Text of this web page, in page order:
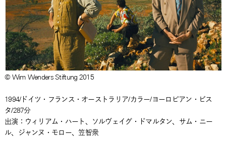
© Wim Wenders Stiftung 2015
1994/ドイツ・フランス・オーストラリア/カラー/ヨーロピアン・ビス
タ/287分
出演：ウィリアム・ハート、ソルヴェイグ・ドマルタン、サム・ニー
ル、ジャンヌ・モロー、笠智衆